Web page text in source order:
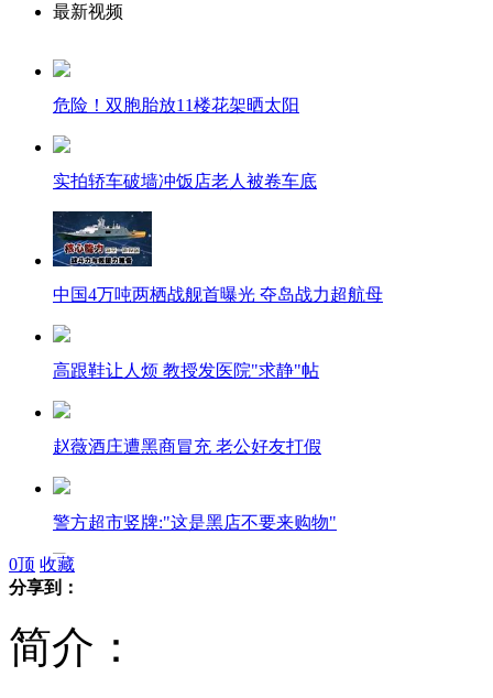
最新视频
危险！双胞胎放11楼花架晒太阳
实拍轿车破墙冲饭店老人被卷车底
中国4万吨两栖战舰首曝光 夺岛战力超航母
高跟鞋让人烦 教授发医院"求静"帖
赵薇酒庄遭黑商冒充 老公好友打假
警方超市竖牌:"这是黑店不要来购物"
徐峥"搂腰照"主角现身陶虹避谈婚变
快递爆仓 快递哥开4米高货车闯关
0顶 收藏
分享到：
简介：